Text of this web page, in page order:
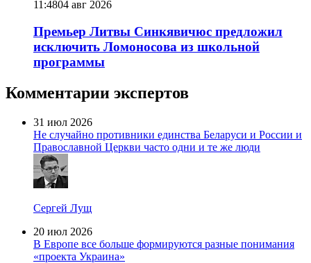
11:4804 авг 2026
Премьер Литвы Синкявичюс предложил
исключить Ломоносова из школьной
программы
Комментарии экспертов
31 июл 2026
Не случайно противники единства Беларуси и России и
Православной Церкви часто одни и те же люди
Сергей Лущ
20 июл 2026
В Европе все больше формируются разные понимания
«проекта Украина»